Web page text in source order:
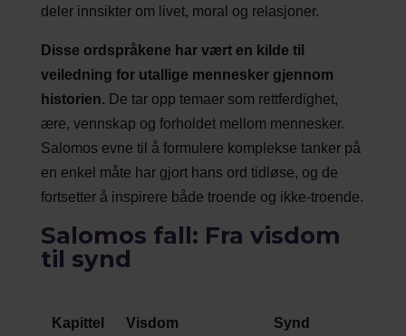
deler innsikter om livet, moral og relasjoner.
Disse ordspråkene har vært en kilde til
veiledning for utallige mennesker gjennom
historien. De tar opp temaer som rettferdighet,
ære, vennskap og forholdet mellom mennesker.
Salomos evne til å formulere komplekse tanker på
en enkel måte har gjort hans ord tidløse, og de
fortsetter å inspirere både troende og ikke-troende.
Salomos fall: Fra visdom
til synd
Kapittel Visdom Synd